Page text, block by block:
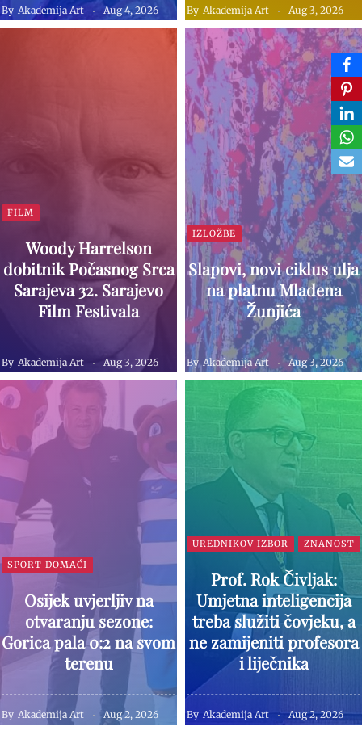
By Akademija Art Aug 4, 2026 By Akademija Art Aug 3, 2026
FILM
Woody Harrelson
dobitnik Počasnog Srca
Sarajeva 32. Sarajevo
Film Festivala
By Akademija Art Aug 3, 2026
IZLOŽBE
Slapovi, novi ciklus ulja
na platnu Mladena
Žunjića
By Akademija Art Aug 3, 2026
SPORT DOMAĆI
Osijek uvjerljiv na
otvaranju sezone:
Gorica pala 0:2 na svom
terenu
By Akademija Art Aug 2, 2026
UREDNIKOV IZBOR ZNANOST
Prof. Rok Čivljak:
Umjetna inteligencija
treba služiti čovjeku, a
ne zamijeniti profesora
i liječnika
By Akademija Art Aug 2, 2026